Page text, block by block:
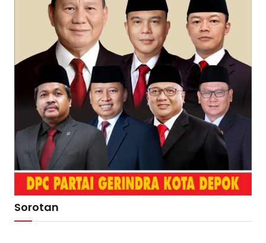
Sorotan